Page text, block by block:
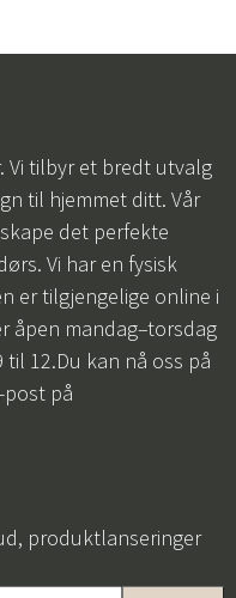
Vi tilbyr et bredt utvalg
til hjemmet ditt. Vår
det perfekte
Vi har en fysisk
er tilgjengelige online i
åpen mandag–torsdag
12.Du kan nå oss på
post på
produktlanseringer